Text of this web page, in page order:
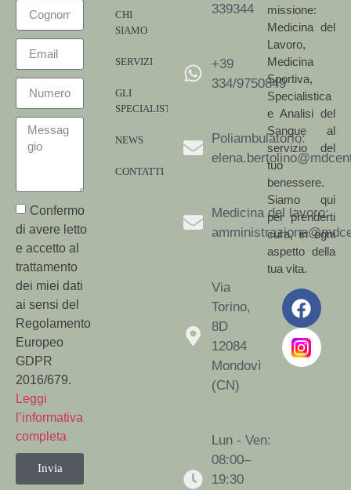
Confermo
di avere letto
e accetto al
trattamento
dei miei dati
ai sensi del
Regolamento
Europeo
GDPR
2016/679.
Leggi
l’informativa
completa
Invia
CHI
SIAMO
SERVIZI
GLI
SPECIALISTI
NEWS
CONTATTI
339344
+39
334/9750849
Poliambulatorio:
Medicina del lavoro:
Via
Torino,
8D
12084
Mondovì
(CN)
Lun - Ven:
08:00–
19:30
missione:
Medicina del
Lavoro,
Medicina
Sportiva,
Specialistica
e Analisi del
Sangue al
servizio del
tuo
benessere.
Siamo qui
per prenderti
cura, in ogni
aspetto della
tua vita.